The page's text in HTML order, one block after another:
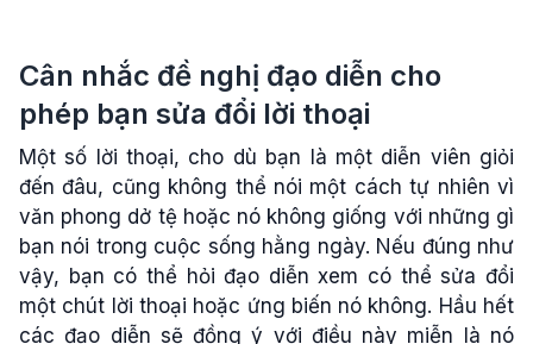
Cân nhắc đề nghị đạo diễn cho
phép bạn sửa đổi lời thoại
Một số lời thoại, cho dù bạn là một diễn viên giỏi
đến đâu, cũng không thể nói một cách tự nhiên vì
văn phong dở tệ hoặc nó không giống với những gì
bạn nói trong cuộc sống hằng ngày. Nếu đúng như
vậy, bạn có thể hỏi đạo diễn xem có thể sửa đổi
một chút lời thoại hoặc ứng biến nó không. Hầu hết
các đạo diễn sẽ đồng ý với điều này miễn là nó